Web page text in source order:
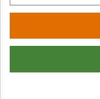
Τρόποι πληρωμής
Επιστροφές